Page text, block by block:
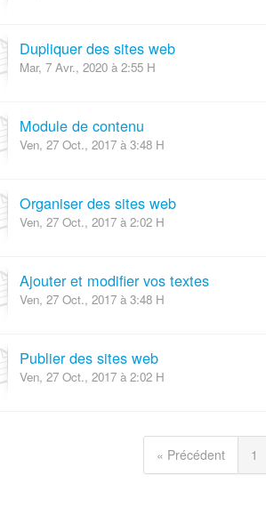
Dupliquer des sites web
Mar, 7 Avr., 2020 à 2:55 H
Module de contenu
Ven, 27 Oct., 2017 à 3:48 H
Organiser des sites web
Ven, 27 Oct., 2017 à 2:02 H
Ajouter et modifier vos textes
Ven, 27 Oct., 2017 à 3:48 H
Publier des sites web
Ven, 27 Oct., 2017 à 2:02 H
« Précédent 1